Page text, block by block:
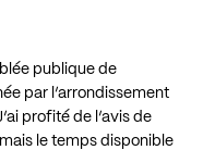
publique de
par l’arrondissement
profité de l’avis de
le temps disponible